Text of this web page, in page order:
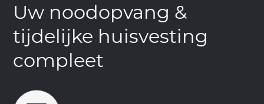
Uw noodopvang &
tijdelijke huisvesting
compleet